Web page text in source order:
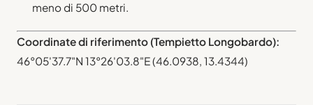
meno di 500 metri.
Coordinate di riferimento (Tempietto Longobardo):
46°05'37.7"N 13°26'03.8"E (46.0938, 13.4344)